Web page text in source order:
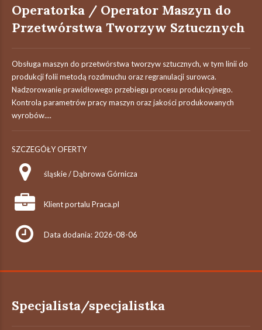
Operatorka / Operator Maszyn do
Przetwórstwa Tworzyw Sztucznych
Obsługa maszyn do przetwórstwa tworzyw sztucznych, w tym linii do
produkcji folii metodą rozdmuchu oraz regranulacji surowca.
Nadzorowanie prawidłowego przebiegu procesu produkcyjnego.
Kontrola parametrów pracy maszyn oraz jakości produkowanych
wyrobów....
SZCZEGÓŁY OFERTY
śląskie / Dąbrowa Górnicza
Klient portalu Praca.pl
Data dodania: 2026-08-06
Specjalista/specjalistka